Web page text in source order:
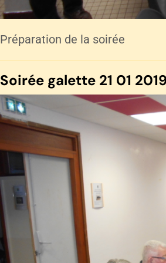
Préparation de la soirée
Soirée galette 21 01